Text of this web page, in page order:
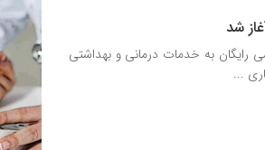
شد
رایگان به خدمات درمانی و بهداشتی
...